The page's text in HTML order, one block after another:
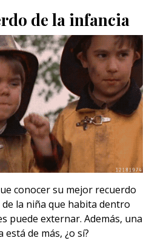
de la infancia
conocer su mejor recuerdo
de la niña que habita dentro
puede externar. Además, una
de más, ¿o sí?